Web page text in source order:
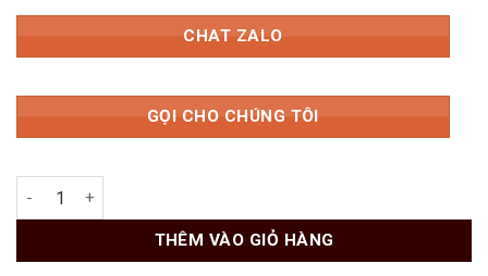
185.000 ₫.là:
129.500 ₫.
CHAT ZALO
GỌI CHO CHÚNG TÔI
Ray bi giảm chấn mở toàn phần 450mm 35kg 7271445
THÊM VÀO GIỎ HÀNG